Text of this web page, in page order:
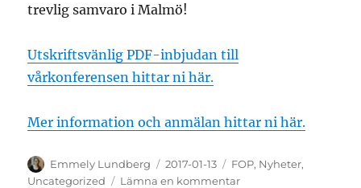
trevlig samvaro i Malmö!
Utskriftsvänlig PDF-inbjudan till
vårkonferensen hittar ni här.
Mer information och anmälan hittar ni här.
Författare
Emmely Lundberg
Publicerat
den
2017-01-13 Kategorier
FOP, Nyheter,
Uncategorized
Lämna en kommentartill